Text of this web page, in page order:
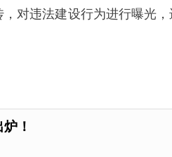
对违法建设行为进行曝光
！